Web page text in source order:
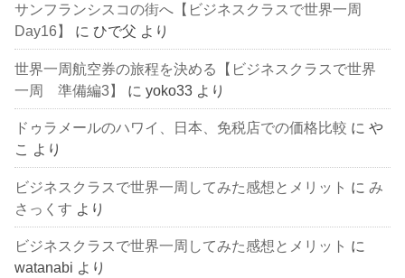
サンフランシスコの街へ【ビジネスクラスで世界一周
Day16】
に ひで父 より
世界一周航空券の旅程を決める【ビジネスクラスで世界
一周 準備編3】
にyoko33 より
ドゥラメールのハワイ、日本、免税店での価格比較 にや
こ より
ビジネスクラスで世界一周してみた感想とメリット に み
さっくす より
ビジネスクラスで世界一周してみた感想とメリット に
watanabi より